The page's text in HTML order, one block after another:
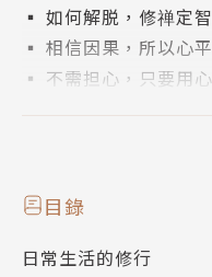
▪ 如何解脱，修禅定
▪ 相信因果，所以心
▪ 不需担心，只要用心
● 知见与修行，是修
目錄
日常生活的修行